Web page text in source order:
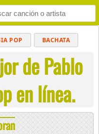
POP BACHATA
REGGAETON
ELECTRÓNICA
de Pablo
en línea.